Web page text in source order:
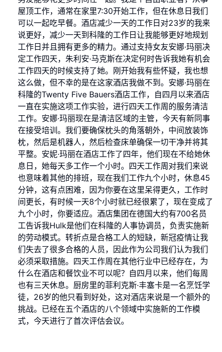
屋顶工作，通常在家里7:30开始工作，但在休息日我们
可以一起吃早餐。酒店减少一天的工作日对23岁的我来
说更好，减少一天到科隆的工作日让我能够更好地规划
工作日并且拥有更多的精力。通过支持女友安娜·玛丽决
定工作四天，朱利安·马克斯在决定何时告诉我她有机会
工作四天的时候支持了她。刚开始我有些怀疑，我也想
这么做，但不幸的是在这家酒店我做不到。安娜·玛丽在
科隆的Twenty Five Bauers酒店工作，自四月以来酒店
一直在实施这项工作实验，进行四天工作周的服务清洁
工作。安娜·玛丽现在是清洁区域的主管，今天有新同事
在接受培训。我们要确保枕头的角落朝外，中间放装饰
枕，然后是机器人，然后检查床单确保一切干净并将其
平整。安妮·玛丽在酒店工作了四年，他们现在不给她休
息日，她每天多工作一个小时。四天工作周对我们来说
也意味着其他的排班，现在我们工作九个小时，休息45
分钟，这有点困难，因为你要在这里呆得更久，工作时
间更长，有时候一天8个小时就已经很累了，现在变成了
九个小时，你要适应。酒店集团在德国大约有700名员
工告诉我Hulk是他们在科隆的人事协调员，负责实施新
的劳动模式。转折点是合格工人的短缺，新冠疫情让我
们失去了很多合格的人员，因此作为公司我们认为我们
必须采取措施。四天工作周在其他行业中已经存在，为
什么在酒店和餐饮业不可以呢？自四月以来，他们每周
也有三天休息。厨房里的菲利克斯·丰塞卡是一名烹饪学
徒，26岁的他只看到好处，这对酒店来说是一个额外的
挑战。已经在五个酒店的八个领域中实施新的工作模
式，今天进行了首次评估会议。